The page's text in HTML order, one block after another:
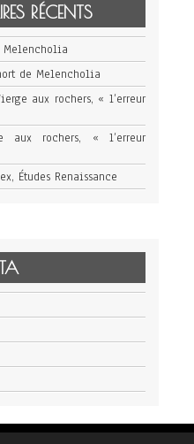
RÉCENTS
Melencholia
de Melencholia
aux rochers, « l’erreur
aux rochers, « l’erreur
Études Renaissance